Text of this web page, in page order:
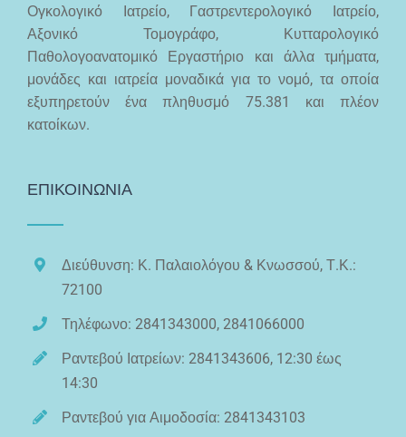
Ογκολογικό Ιατρείο, Γαστρεντερολογικό Ιατρείο,
Αξονικό Τομογράφο, Κυτταρολογικό
Παθολογοανατομικό Εργαστήριο και άλλα τμήματα,
μονάδες και ιατρεία μοναδικά για το νομό, τα οποία
εξυπηρετούν ένα πληθυσμό 75.381 και πλέον
κατοίκων.
ΕΠΙΚΟΙΝΩΝΙΑ
Διεύθυνση: Κ. Παλαιολόγου & Κνωσσού, Τ.Κ.:
72100
Τηλέφωνο: 2841343000, 2841066000
Ραντεβού Ιατρείων: 2841343606, 12:30 έως
14:30
Ραντεβού για Αιμοδοσία: 2841343103